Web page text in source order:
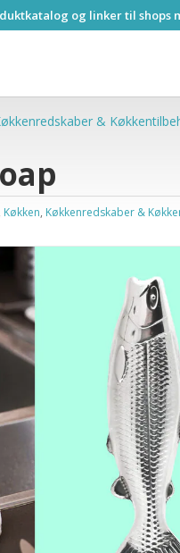
og linker til shops
&
Køkken, Køkkenredskaber &